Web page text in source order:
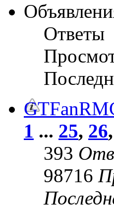
Ответы
1 ... 25, 26,
393
98716